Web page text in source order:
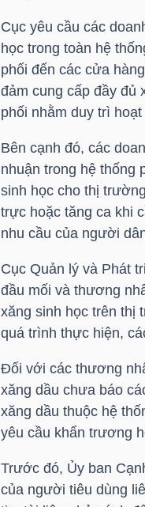
Cục yêu cầu các
học trong toàn hệ
phối đến các cửa
đảm cung cấp đầy đủ
phối nhằm duy trì
Bên cạnh đó, các
nhuận trong hệ thống
sinh học cho thị
trực hoặc tăng ca khi
nhu cầu của người
Cục Quản lý và Phát
đầu mối và thương
xăng sinh học trên thị
quá trình thực hiện,
Đối với các thương
xăng dầu chưa báo
xăng dầu thuộc hệ
yêu cầu khẩn trương
Trước đó, Ủy ban
của người tiêu dùng